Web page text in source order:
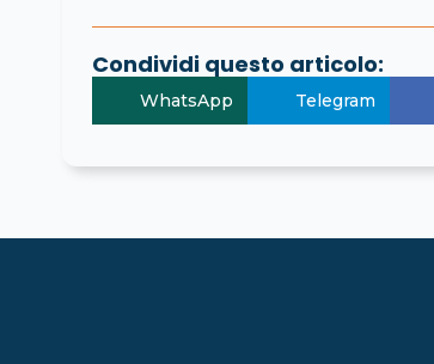
Condividi questo articolo:
WhatsApp Telegram